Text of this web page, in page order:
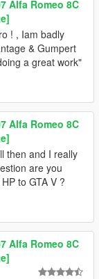
Alfa Romeo 8C
! , Iam badly
& Gumpert
a great work"
Alfa Romeo 8C
then and I really
are you
to GTA V ?
Alfa Romeo 8C